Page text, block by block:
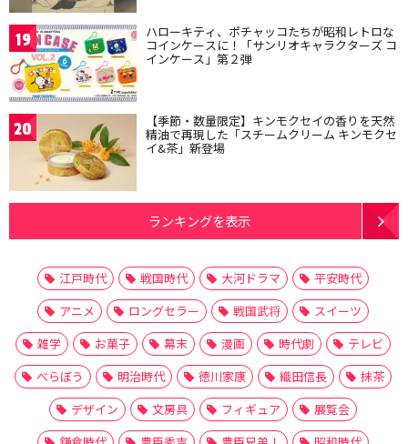
19 ハローキティ、ポチャッコたちが昭和レトロな
コインケースに！「サンリオキャラクターズ コ
インケース」第２弾
20 【季節・数量限定】キンモクセイの香りを天然
精油で再現した「スチームクリーム キンモクセ
イ&茶」新登場
ランキングを表示
江戸時代 戦国時代 大河ドラマ
平安時代
アニメ
ロングセラー 戦国武将
スイーツ
雑学
お菓子 幕末 漫画 時代劇
テレビ
べらぼう
明治時代 徳川家康 織田信長
抹茶
デザイン
文房具 フィギュア
展覧会